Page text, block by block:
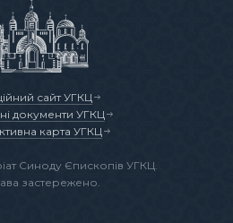
сайт УГКЦ
документи УГКЦ
карта УГКЦ
Синоду Єпископів УГКЦ.
застережено.